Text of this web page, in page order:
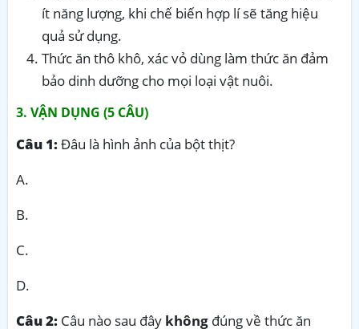
ít năng lượng, khi chế biến hợp lí sẽ tăng hiệu
quả sử dụng.
Thức ăn thô khô, xác vỏ dùng làm thức ăn đảm
bảo dinh dưỡng cho mọi loại vật nuôi.
3. VẬN DỤNG (5 CÂU)
Câu 1:Đâu là hình ảnh của bột thịt?
A.
B.
C.
D.
Câu 2: Câu nào sau đây không đúng về thức ăn